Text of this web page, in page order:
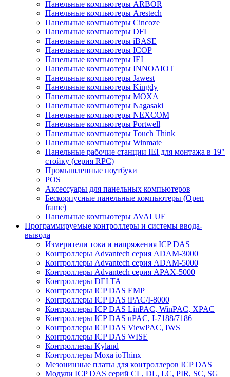
Панельные компьютеры ARBOR
Панельные компьютеры Arestech
Панельные компьютеры Cincoze
Панельные компьютеры DFI
Панельные компьютеры iBASE
Панельные компьютеры ICOP
Панельные компьютеры IEI
Панельные компьютеры INNOAIOT
Панельные компьютеры Jawest
Панельные компьютеры Kingdy
Панельные компьютеры MOXA
Панельные компьютеры Nagasaki
Панельные компьютеры NEXCOM
Панельные компьютеры Portwell
Панельные компьютеры Touch Think
Панельные компьютеры Winmate
Панельные рабочие станции IEI для монтажа в 19"
стойку (серия RPC)
Промышленные ноутбуки
POS
Аксессуары для панельных компьютеров
Бескорпусные панельные компьютеры (Open
frame)
Панельные компьютеры AVALUE
Программируемые контроллеры и системы ввода-
вывода
Измерители тока и напряжения ICP DAS
Контроллеры Advantech серия ADAM-3000
Контроллеры Advantech серия ADAM-5000
Контроллеры Advantech серия APAX-5000
Контроллеры DELTA
Контроллеры ICP DAS EMP
Контроллеры ICP DAS iPAC/I-8000
Контроллеры ICP DAS LinPAC, WinPAC, XPAC
Контроллеры ICP DAS uPAC, I-7188/7186
Контроллеры ICP DAS ViewPAC, IWS
Контроллеры ICP DAS WISE
Контроллеры Kyland
Контроллеры Moxa ioThinx
Мезонинные платы для контроллеров ICP DAS
Модули ICP DAS серий CL, DL, LC, PIR, SC, SG